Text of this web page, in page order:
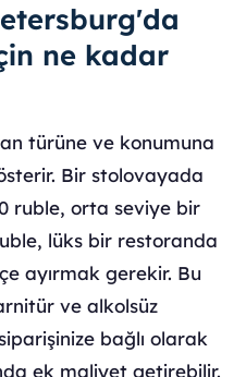
ne kadar
türüne ve konumuna
Bir stolovayada
ruble, orta seviye bir
lüks bir restoranda
ayırmak gerekir. Bu
ve alkolsüz
bağlı olarak
ek maliyet getirebilir.